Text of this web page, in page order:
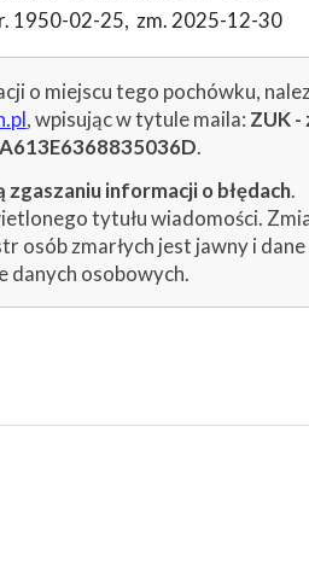
1950-02-25, zm. 2025-12-30
o miejscu tego pochówku,
, wpisując w tytule maila: ZUK -
.
informacji o błędach.
tytułu wiadomości.
osób zmarłych jest jawny i
danych osobowych.